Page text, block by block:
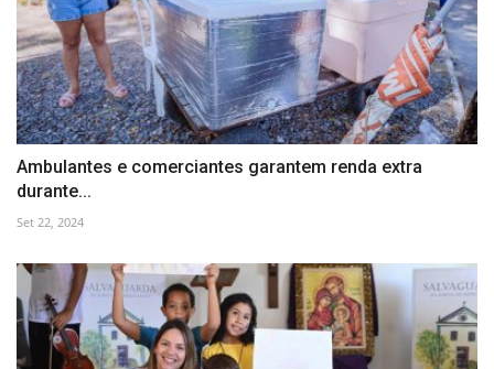
Ambulantes e comerciantes garantem renda extra
durante...
Set 22, 2024